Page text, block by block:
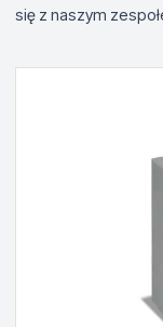
się z naszym